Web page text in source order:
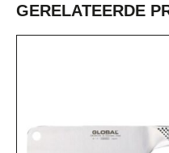
GERELATEERDE